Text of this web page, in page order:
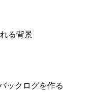
る背景
ックログを作る